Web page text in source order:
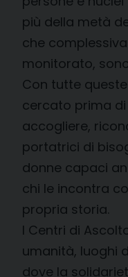
più della metà
che
monitorato,
Con tutte
cercato prima
accogliere,
portatrici di
donne capaci
chi le incontra
propria storia.
I Centri di
umanità, luoghi
dove la